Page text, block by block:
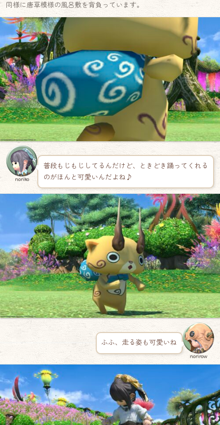
同様に唐草模様の風呂敷を背負っています。
noriko
普段もじもじしてるんだけど、ときどき踊ってくれる
のがほんと可愛いんだよね♪
ふふ、走る姿も可愛いね
norirow